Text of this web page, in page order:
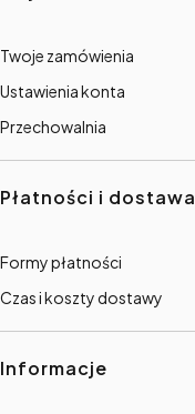
Twoje zamówienia
Ustawienia konta
Przechowalnia
Płatności i dostawa
Formy płatności
Czas i koszty dostawy
Informacje